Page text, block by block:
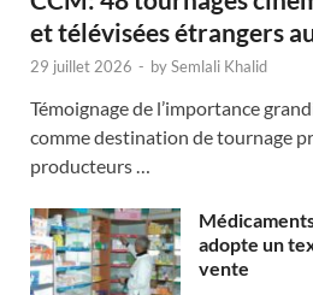
et télévisées étrangers
29 juillet 2026 - bySemlali Khalid
Témoignage de l’importance
comme destination de tournage
producteurs …
adopte un
vente